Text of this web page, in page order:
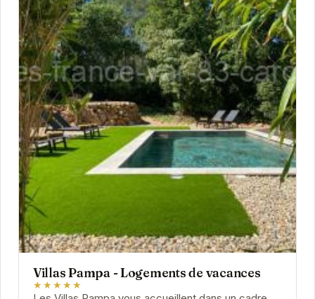
Villas Pampa - Logements de vacances
★★★★★